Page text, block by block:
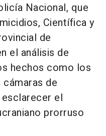
Nacional, que
Científica y
de
el análisis de
hechos como los
de
el
prorruso